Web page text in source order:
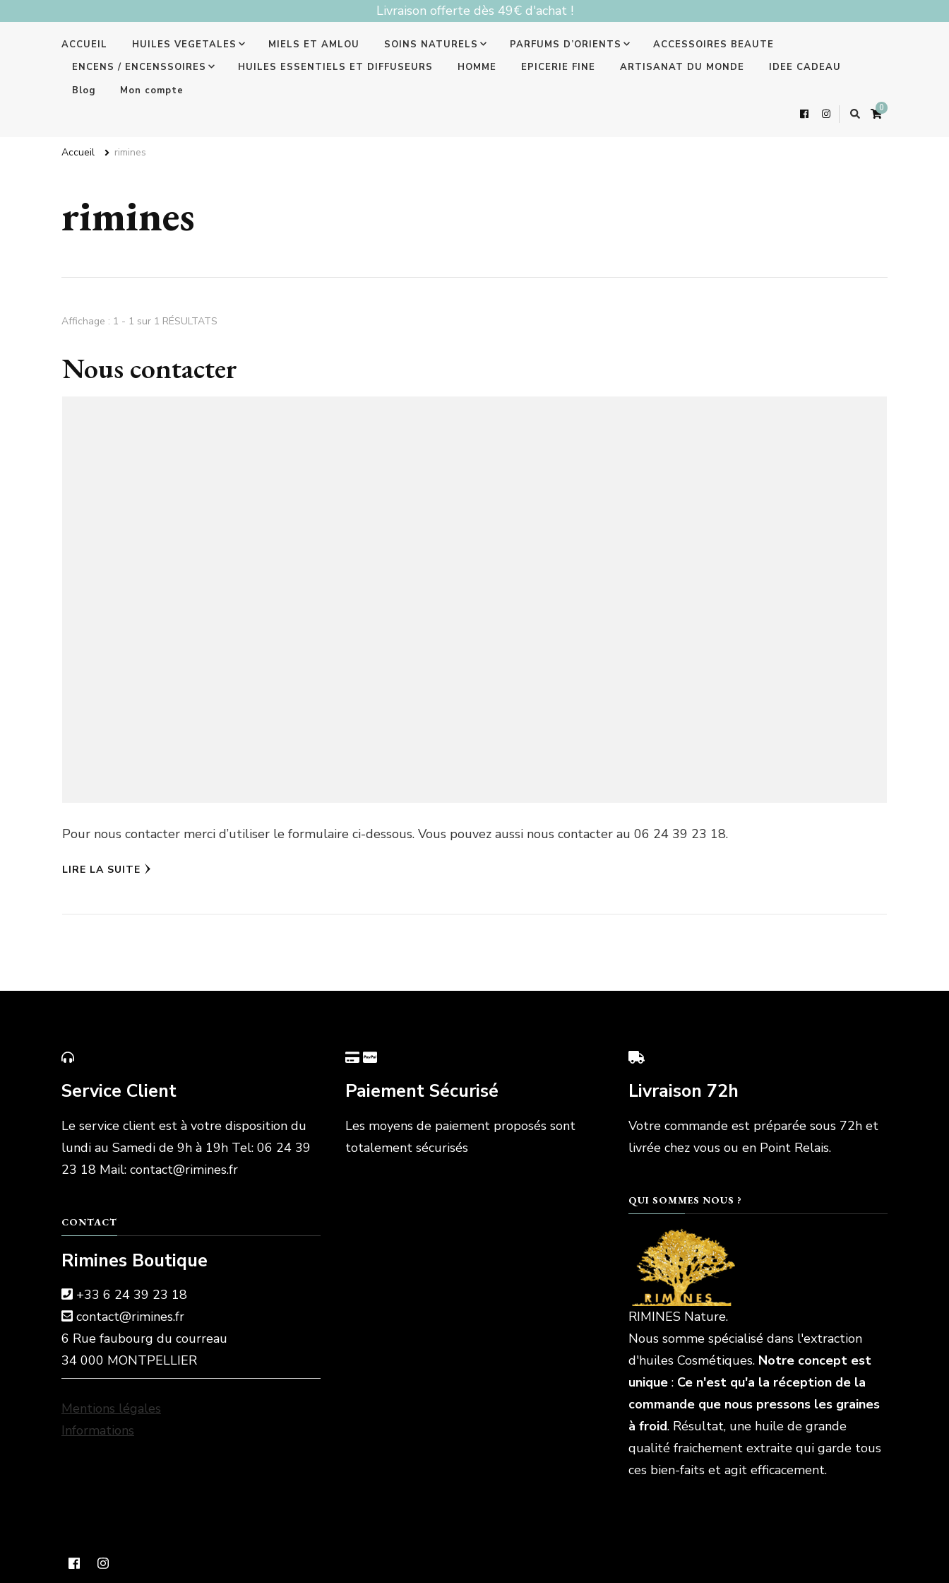
Livraison offerte dès 49€ d'achat !
ACCUEIL HUILES VEGETALES MIELS ET AMLOU SOINS NATURELS PARFUMS D’ORIENTS
ACCESSOIRES BEAUTE
ENCENS / ENCENSSOIRES
HUILES ESSENTIELS ET DIFFUSEURS HOMME EPICERIE FINE ARTISANAT DU MONDE
IDEE CADEAU
Blog
Mon compte
0
Accueil rimines
rimines
Affichage : 1 - 1 sur 1 RÉSULTATS
Nous contacter
Pour nous contacter merci d’utiliser le formulaire ci-dessous. Vous pouvez aussi nous contacter au 06 24 39 23 18.
LIRE LA SUITE
Service Client
Le service client est à votre disposition du
lundi au Samedi de 9h à 19h Tel: 06 24 39
23 18 Mail: contact@rimines.fr
CONTACT
Rimines Boutique
+33 6 24 39 23 18
contact@rimines.fr
6 Rue faubourg du courreau
34 000 MONTPELLIER
Mentions légales
Informations
Paiement Sécurisé
Les moyens de paiement proposés sont
totalement sécurisés
Livraison 72h
Votre commande est préparée sous 72h et
livrée chez vous ou en Point Relais.
QUI SOMMES NOUS ?
RIMINES Nature.
Nous somme spécialisé dans l'extraction
d'huiles Cosmétiques. Notre concept est
unique : Ce n'est qu'a la réception de la
commande que nous pressons les graines
à froid. Résultat, une huile de grande
qualité fraichement extraite qui garde tous
ces bien-faits et agit efficacement.